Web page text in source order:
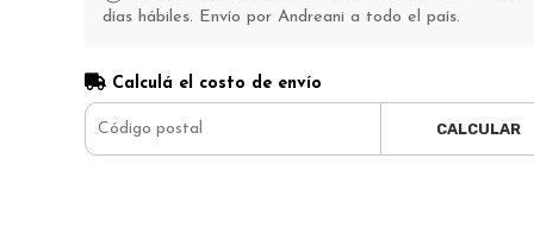
días hábiles. Envío por Andreani a todo el país.
Calculá el costo de envío
CALCULAR